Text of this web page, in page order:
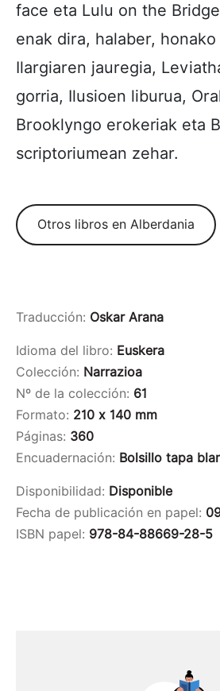
face eta Lulu on the
enak dira, halaber,
Ilargiaren jauregia,
gorria, Ilusioen liburua,
Brooklyngo erokeriak eta
scriptoriumean zehar.
Otros libros en Alberdania
Traducción: Oskar Arana
Idioma del libro: Euskera
Colección: Narrazioa
Nº de la colección: 61
Formato: 210 x 140 mm
Páginas: 360
Encuadernación: Bolsillo tapa
Disponibilidad: Disponible
Fecha de publicación en papel:
ISBN papel: 978-84-88669-28-5